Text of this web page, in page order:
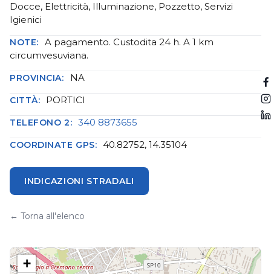
Docce, Elettricità, Illuminazione, Pozzetto, Servizi
Igienici
NOTE:
A pagamento. Custodita 24 h. A 1 km
circumvesuviana.
PROVINCIA: NA
CITTÀ: PORTICI
TELEFONO 2: 340 8873655
COORDINATE GPS: 40.82752, 14.35104
INDICAZIONI STRADALI
← Torna all'elenco
+